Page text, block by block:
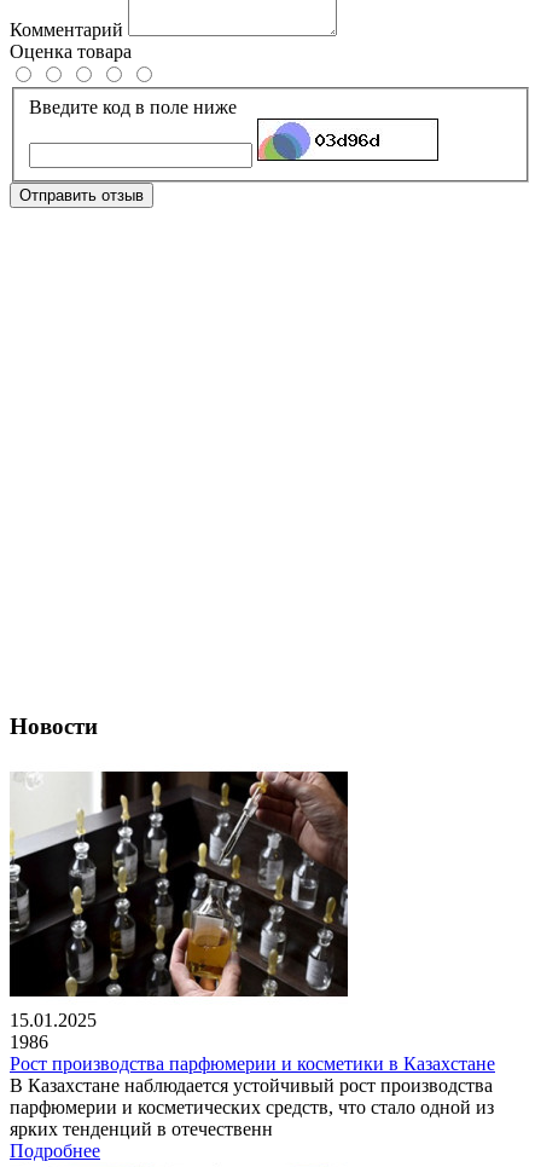
Комментарий
Оценка товара
Введите код в поле ниже
Отправить отзыв
Новости
15.01.2025
1986
Рост производства парфюмерии и косметики в Казахстане
В Казахстане наблюдается устойчивый рост производства
парфюмерии и косметических средств, что стало одной из
ярких тенденций в отечественн
Подробнее